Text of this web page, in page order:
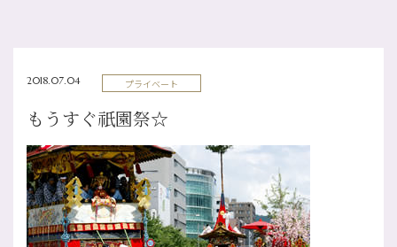
2018.07.04 プライベート
もうすぐ祇園祭☆